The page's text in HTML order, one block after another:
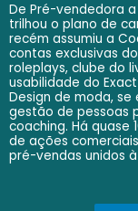
De Pré-vendedora
trilhou o plano de
recém assumiu a
contas exclusivas
roleplays, clube do
usabilidade do
Design de moda,
gestão de pessoas
coaching. Há quase
de ações
pré-vendas unidos